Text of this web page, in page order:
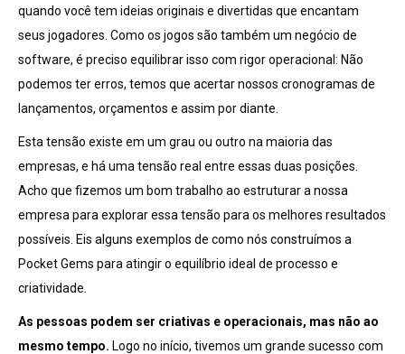
quando você tem ideias originais e divertidas que encantam
seus jogadores. Como os jogos são também um negócio de
software, é preciso equilibrar isso com rigor operacional: Não
podemos ter erros, temos que acertar nossos cronogramas de
lançamentos, orçamentos e assim por diante.
Esta tensão existe em um grau ou outro na maioria das
empresas, e há uma tensão real entre essas duas posições.
Acho que fizemos um bom trabalho ao estruturar a nossa
empresa para explorar essa tensão para os melhores resultados
possíveis. Eis alguns exemplos de como nós construímos a
Pocket Gems para atingir o equilíbrio ideal de processo e
criatividade.
As pessoas podem ser criativas e operacionais, mas não ao
mesmo tempo. Logo no início, tivemos um grande sucesso com